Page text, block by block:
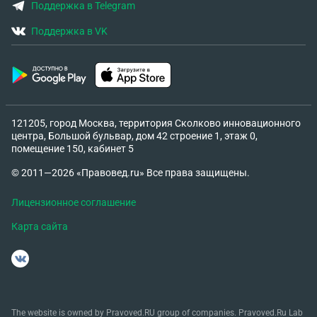
обычно суд?
Поддержка в Telegram
Поддержка в VK
121205, город Москва, территория Сколково инновационного
центра, Большой бульвар, дом 42 строение 1, этаж 0,
помещение 150, кабинет 5
© 2011—2026 «Правовед.ru» Все права защищены.
Лицензионное соглашение
Карта сайта
The website is owned by Pravoved.RU group of companies. Pravoved.Ru Lab